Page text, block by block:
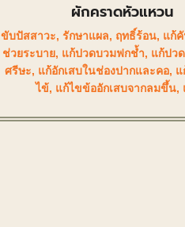
ผักคราดหัวแหวน
ขับปัสสาวะ,รักษาแผล, ฤทธิ์ร้อน, แก้
ช่วยระบาย, แก้ปวดบวมฟกช้ำ, แก้ปว
ศรีษะ, แก้อักเสบในช่องปากและคอ, แ
ไข้, แก้ไขข้ออักเสบจากลมขึ้น,